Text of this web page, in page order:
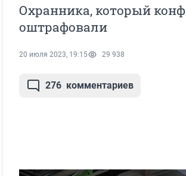
Охранника, который
оштрафовали
20 июля 2023, 19:15 29 938
276 комментариев